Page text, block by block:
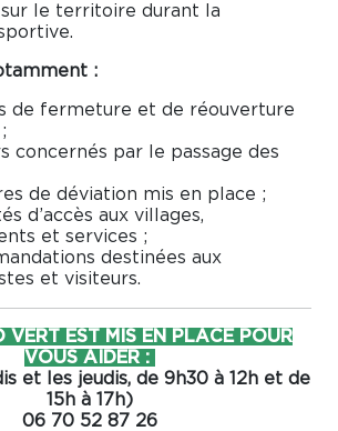
le territoire durant la
:
de fermeture et de réouverture
concernés par le passage des
de déviation mis en place ;
d’accès aux villages,
et services ;
destinées aux
et visiteurs.
VERT EST MIS EN PLACE POUR
VOUS AIDER :
et les jeudis, de 9h30 à 12h et de
15h à 17h)
06 70 52 87 26